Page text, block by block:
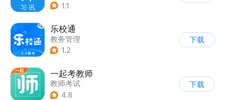
1.1
乐校通
教务管理
1.2
下载
一起考教师
教师考试
4.8
下载